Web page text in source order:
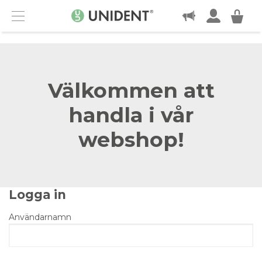
Menu
KONTAKT
Välkommen att
handla i vår
webshop!
Logga in
Användarnamn